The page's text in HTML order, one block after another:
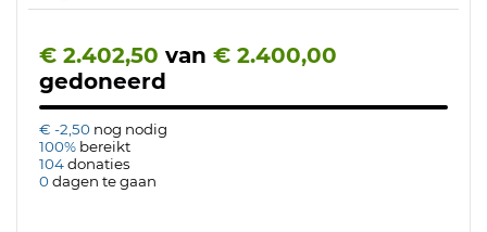
€ 2.402,50 van € 2.400,00
gedoneerd
€ -2,50 nog nodig
100% bereikt
104donaties
0dagen te gaan